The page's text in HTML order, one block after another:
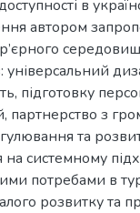
в
автором
універсальний
підготовку
партнерство з
та
системному
потребами в
розвитку та